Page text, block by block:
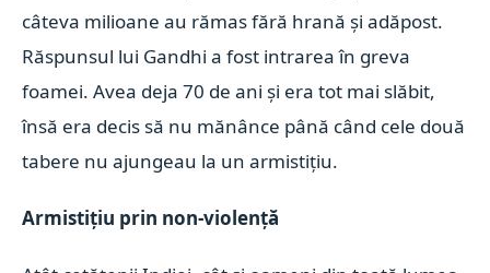
câteva milioane au rămas fără hrană şi adăpost.
Răspunsul lui Gandhi a fost intrarea în greva
foamei. Avea deja 70 de ani şi era tot mai slăbit,
însă era decis să nu mănânce până când cele două
tabere nu ajungeau la un armistiţiu.
Armistiţiu prin non-violenţă